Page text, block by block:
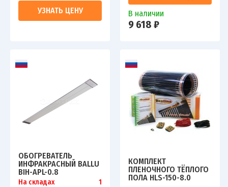
УЗНАТЬ ЦЕНУ
В наличии
9 618 ₽
ОБОГРЕВАТЕЛЬ
ИНФРАКРАСНЫЙ BALLU
BIH-APL-0.8
На складах 1
КОМПЛЕКТ
ПЛЕНОЧНОГО ТЁПЛОГО
ПОЛА HLS-150-8.0